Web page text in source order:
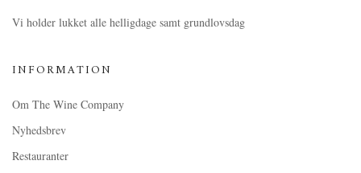
Vi holder lukket alle helligdage samt grundlovsdag
INFORMATION
Om The Wine Company
Nyhedsbrev
Restauranter